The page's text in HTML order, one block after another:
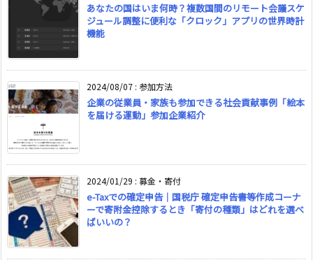
あなたの国はいま何時？複数国間のリモート会議スケ
ジュール調整に便利な「クロック」アプリの世界時計
機能
2024/08/07 : 参加方法
企業の従業員・家族も参加できる社会貢献事例「絵本
を届ける運動」参加企業紹介
2024/01/29 : 募金・寄付
e-Taxでの確定申告｜国税庁 確定申告書等作成コーナ
ーで寄附金控除するとき「寄付の種類」はどれを選べ
ばいいの？